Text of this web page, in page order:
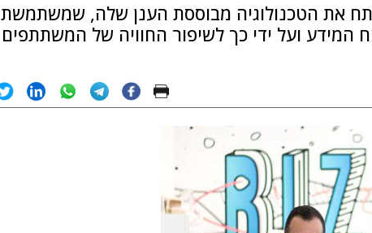
את הטכנולוגיה מבוססת הענן שלה, שמשתמשת
המידע ועל ידי כך לשיפור החוויה של המשתתפים